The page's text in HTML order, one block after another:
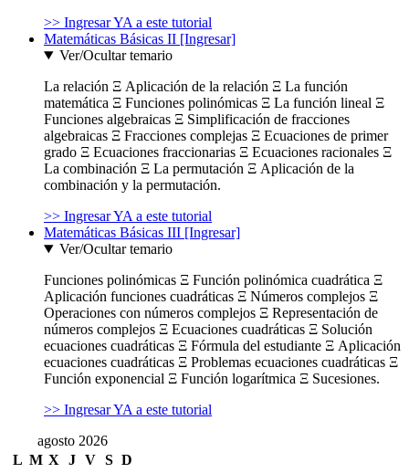
>> Ingresar YA a este tutorial
Matemáticas Básicas II [Ingresar]
Ver/Ocultar temario
La relación Ξ Aplicación de la relación Ξ La función
matemática Ξ Funciones polinómicas Ξ La función lineal Ξ
Funciones algebraicas Ξ Simplificación de fracciones
algebraicas Ξ Fracciones complejas Ξ Ecuaciones de primer
grado Ξ Ecuaciones fraccionarias Ξ Ecuaciones racionales Ξ
La combinación Ξ La permutación Ξ Aplicación de la
combinación y la permutación.
>> Ingresar YA a este tutorial
Matemáticas Básicas III [Ingresar]
Ver/Ocultar temario
Funciones polinómicas Ξ Función polinómica cuadrática Ξ
Aplicación funciones cuadráticas Ξ Números complejos Ξ
Operaciones con números complejos Ξ Representación de
números complejos Ξ Ecuaciones cuadráticas Ξ Solución
ecuaciones cuadráticas Ξ Fórmula del estudiante Ξ Aplicación
ecuaciones cuadráticas Ξ Problemas ecuaciones cuadráticas Ξ
Función exponencial Ξ Función logarítmica Ξ Sucesiones.
>> Ingresar YA a este tutorial
agosto 2026
L M X J V S D